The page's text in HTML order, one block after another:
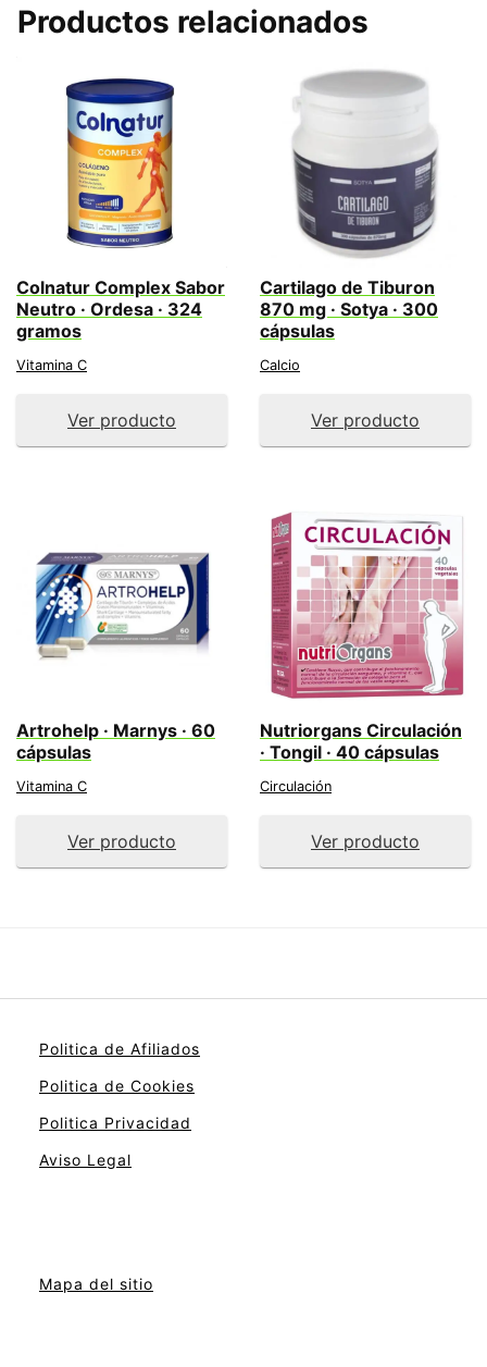
Productos relacionados
Colnatur Complex Sabor
Neutro · Ordesa · 324
gramos
Vitamina C
Ver producto
Cartilago de Tiburon
870 mg · Sotya · 300
cápsulas
Calcio
Ver producto
Artrohelp · Marnys · 60
cápsulas
Vitamina C
Ver producto
Nutriorgans Circulación
· Tongil · 40 cápsulas
Circulación
Ver producto
Politica de Afiliados
Politica de Cookies
Politica Privacidad
Aviso Legal
Mapa del sitio